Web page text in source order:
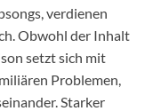
verdienen
Obwohl der Inhalt
setzt sich mit
Problemen,
Starker